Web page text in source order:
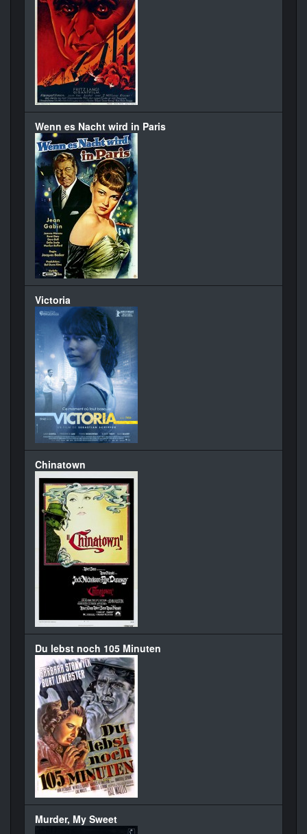
Wenn es Nacht wird in Paris
Victoria
Chinatown
Du lebst noch 105 Minuten
Murder, My Sweet